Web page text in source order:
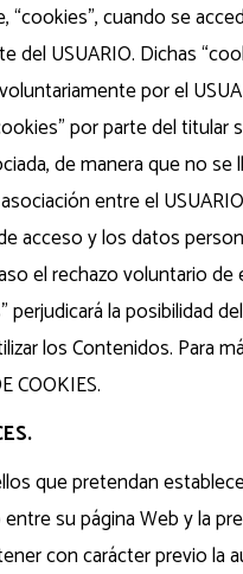
“cookies”, cuando se
del USUARIO. Dichas
por el
por parte del titular
de manera que no se
entre el
acceso y los datos
el rechazo voluntario
perjudicará la posibilidad
los Contenidos. Para
COOKIES.
que pretendan
su página Web y la
con carácter previo la